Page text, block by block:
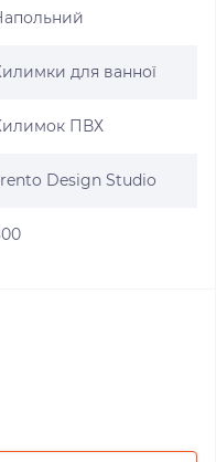
для ванної
ПВХ
Design Studio